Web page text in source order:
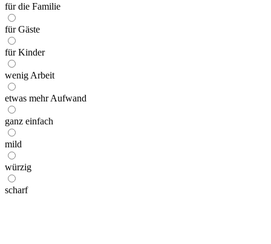
für die Familie
für Gäste
für Kinder
wenig Arbeit
etwas mehr Aufwand
ganz einfach
mild
würzig
scharf